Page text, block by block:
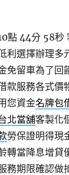
點 44分 58秒
利選擇辦理多
免留車為了回
款服務各式價
您資金名牌包
北當舖客製化
勞保證明得現
轉當降息增貸
務期限確認做